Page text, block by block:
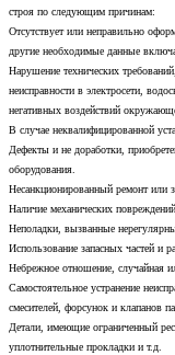
строя по следующим причинам:
Отсутствует или неправильно
другие необходимые данные
Нарушение технических
неисправности в электросети,
негативных воздействий
В случае неквалифицированной
Дефекты и не доработки,
оборудования.
Несанкционированный ремонт или
Наличие механических повреждений
Неполадки, вызванные
Использование запасных частей и
Небрежное отношение, случайная
Самостоятельное устранение
смесителей, форсунок и клапанов
Детали, имеющие ограниченный
уплотнительные прокладки и т.д.